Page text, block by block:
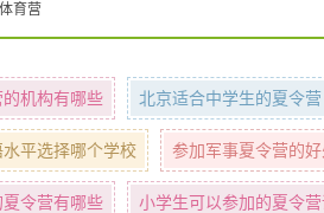
育营
机构有哪些 北京适合中学生的夏令营
平选择哪个学校 参加军事夏令营的好
令营有哪些 小学生可以参加的夏令